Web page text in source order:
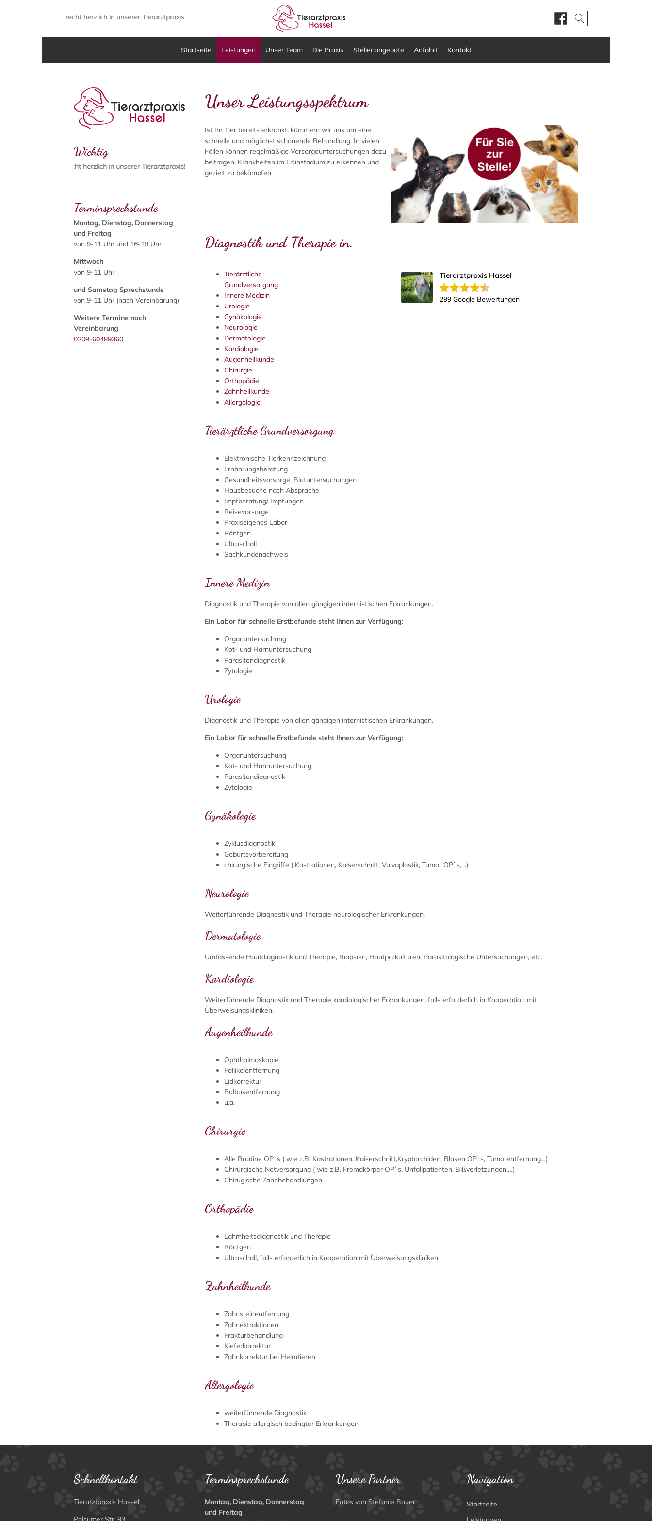
Sie recht herzlich in unserer Tierarztpraxis!
Startseite Leistungen Unser Team Die Praxis Stellenangebote Anfahrt Kontakt
Wichtig
Sie recht herzlich in unserer Tierarztpraxis!
Terminsprechstunde
Montag, Dienstag, Donnerstag
und Freitag
von 9-11 Uhr und 16-19 Uhr
Mittwoch
von 9-11 Uhr
und Samstag Sprechstunde
von 9-11 Uhr (nach Vereinbarung)
Weitere Termine nach
Vereinbarung
0209-60489360
Unser Leistungsspektrum
Ist Ihr Tier bereits erkrankt, kümmern wir uns um eine
schnelle und möglichst schonende Behandlung. In vielen
Fällen können regelmäßige Vorsorgeuntersuchungen dazu
beitragen, Krankheiten im Frühstadium zu erkennen und
gezielt zu bekämpfen.
Diagnostik und Therapie in:
Tierärztliche
Grundversorgung
Innere Medizin
Urologie
Gynäkologie
Neurologie
Dermatologie
Kardiologie
Augenheilkunde
Chirurgie
Orthopädie
Zahnheilkunde
Allergologie
Tierarztpraxis Hassel
299 Google Bewertungen
Tierärztliche Grundversorgung
Elektronische Tierkennzeichnung
Ernährungsberatung
Gesundheitsvorsorge, Blutuntersuchungen
Hausbesuche nach Absprache
Impfberatung/ Impfungen
Reisevorsorge
Praxiseigenes Labor
Röntgen
Ultraschall
Sachkundenachweis
Innere Medizin
Diagnostik und Therapie von allen gängigen internistischen Erkrankungen.
Ein Labor für schnelle Erstbefunde steht Ihnen zur Verfügung:
Organuntersuchung
Kot- und Harnuntersuchung
Parasitendiagnostik
Zytologie
Urologie
Diagnostik und Therapie von allen gängigen internistischen Erkrankungen.
Ein Labor für schnelle Erstbefunde steht Ihnen zur Verfügung:
Organuntersuchung
Kot- und Harnuntersuchung
Parasitendiagnostik
Zytologie
Gynäkologie
Zyklusdiagnostik
Geburtsvorbereitung
chirurgische Eingriffe ( Kastrationen, Kaiserschnitt, Vulvaplastik, Tumor OP`s, ..)
Neurologie
Weiterführende Diagnostik und Therapie neurologischer Erkrankungen.
Dermatologie
Umfassende Hautdiagnostik und Therapie, Biopsien, Hautpilzkulturen, Parasitologische Untersuchungen, etc.
Kardiologie
Weiterführende Diagnostik und Therapie kardiologischer Erkrankungen, falls erforderlich in Kooperation mit
Überweisungskliniken.
Augenheilkunde
Ophthalmoskopie
Follikelentfernung
Lidkorrektur
Bulbusentfernung
u.a.
Chirurgie
Alle Routine OP`s ( wie z.B. Kastrationen, Kaiserschnitt,Kryptorchiden, Blasen OP`s, Tumorentfernung…)
Chirurgische Notversorgung ( wie z.B. Fremdkörper OP`s, Unfallpatienten, Bißverletzungen,…)
Chirugische Zahnbehandlungen
Orthopädie
Lahmheitsdiagnostik und Therapie
Röntgen
Ultraschall, falls erforderlich in Kooperation mit Überweisungskliniken
Zahnheilkunde
Zahnsteinentfernung
Zahnextraktionen
Frakturbehandlung
Kieferkorrektur
Zahnkorrektur bei Heimtieren
Allergologie
weiterführende Diagnostik
Therapie allergisch bedingter Erkrankungen
Schnellkontakt
Tierarztpraxis Hassel
Polsumer Str. 93
Terminsprechstunde
Montag, Dienstag, Donnerstag
und Freitag
Unsere Partner
Fotos von Stefanie Bauer
Navigation
Startseite